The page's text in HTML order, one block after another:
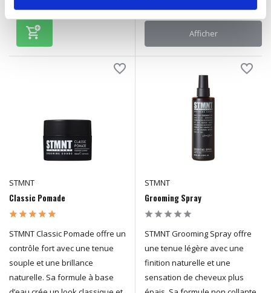
Afficher
STMNT
Classic Pomade
STMNT Classic Pomade offre un
contrôle fort avec une tenue
souple et une brillance
naturelle. Sa formule à base
STMNT
Grooming Spray
STMNT Grooming Spray offre
une tenue légère avec une
finition naturelle et une
sensation de cheveux plus